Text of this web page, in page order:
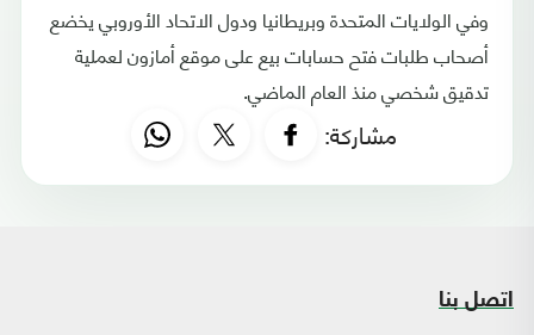
وفي الولايات المتحدة وبريطانيا ودول الاتحاد الأوروبي يخضع
أصحاب طلبات فتح حسابات بيع على موقع أمازون لعملية
تدقيق شخصي منذ العام الماضي.
مشاركة:
اتصل بنا